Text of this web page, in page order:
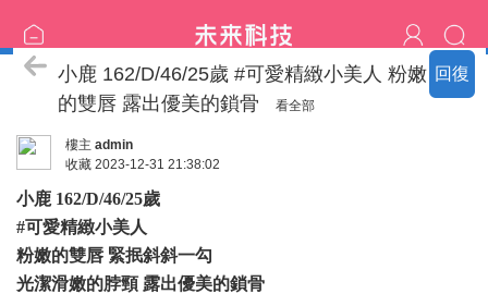
回復
臺中の名單
小鹿 162/D/46/25歲 #可愛精緻小美人 粉嫩
的雙唇 露出優美的鎖骨
看全部
樓主 admin
收藏 2023-12-31 21:38:02
小鹿 162/D/46/25歲
#可愛精緻小美人
粉嫩的雙唇 緊抿斜斜一勾
光潔滑嫩的脖頸 露出優美的鎖骨